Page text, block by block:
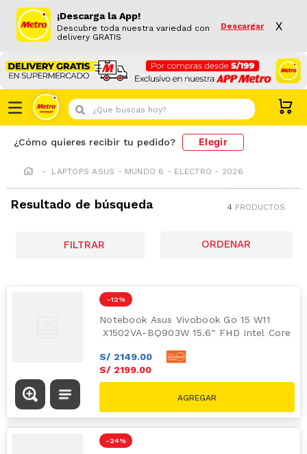
¡Descarga la App!
Descubre toda nuestra variedad con
delivery GRATIS
Descargar X
¿Que buscas hoy?
¿Cómo quieres recibir tu pedido? Elegir
LAPTOPS ASUS - MUNDO 6 - ELECTRO - 2026
Resultado de búsqueda 4 PRODUCTOS
FILTRAR
-12 %
Notebook Asus Vivobook Go 15 W11
X1502VA-BQ903W 15.6" FHD Intel Core
S/ 2149.00
S/ 2199.00
S/2499.00
-24 %